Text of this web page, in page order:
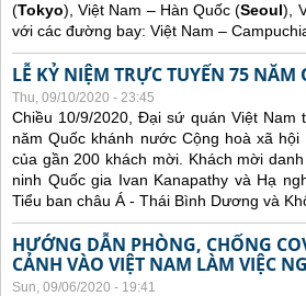
(Tokyo), Việt Nam – Hàn Quốc (Seoul),
với các đường bay: Việt Nam –
LỄ KỶ NIỆM TRỰC TUYẾN 75
Thu, 09/10/2020 - 23:45
Chiều 10/9/2020, Đại sứ quán Việt
năm Quốc khánh nước Cộng hoà xã
của gần 200 khách mời. Khách mời
ninh Quốc gia Ivan Kanapathy và Hạ
Tiểu ban châu Á - Thái Bình Dương và
HƯỚNG DẪN PHÒNG, CHỐNG
CẢNH VÀO VIỆT NAM LÀM VIỆC
Sun, 09/06/2020 - 19:41